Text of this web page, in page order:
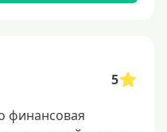
5
финансовая